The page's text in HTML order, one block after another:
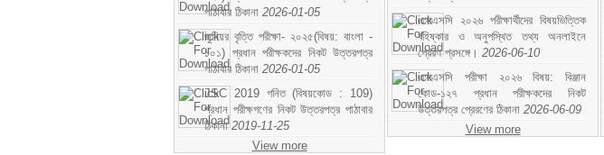
পাঠাবার ঠিকানা 2026-01-05
জুনিয়র বৃত্তি পরীক্ষা- ২০২৫(বিষয়: বাংলা -
১০১) প্রধান পরীক্ষকদের নিকট উত্তরপত্র
পাঠাবার ঠিকানা 2026-01-05
JSC 2019 গনিত (বিষয়কোড : 109)
প্রধান পরীক্ষগণের নিকট উত্তরপত্র পাঠাবার
ঠিকানা2019-11-25
View more
এসএসসি ২০২৬ পরীক্ষার্থীদের বিষয়ভিত্তিক
বহিষ্কার ও অনুপস্থিত তথ্য অনলাইনে
প্রেরণ প্রসঙ্গে। 2026-06-10
এসএসসি পরীক্ষা ২০২৬ বিষয়: বিঞ্জান
কোড-১২৭ প্রধান পরীক্ষকদের নিকট
উত্তরপত্র প্রেরণের ঠিকানা 2026-06-09
View more